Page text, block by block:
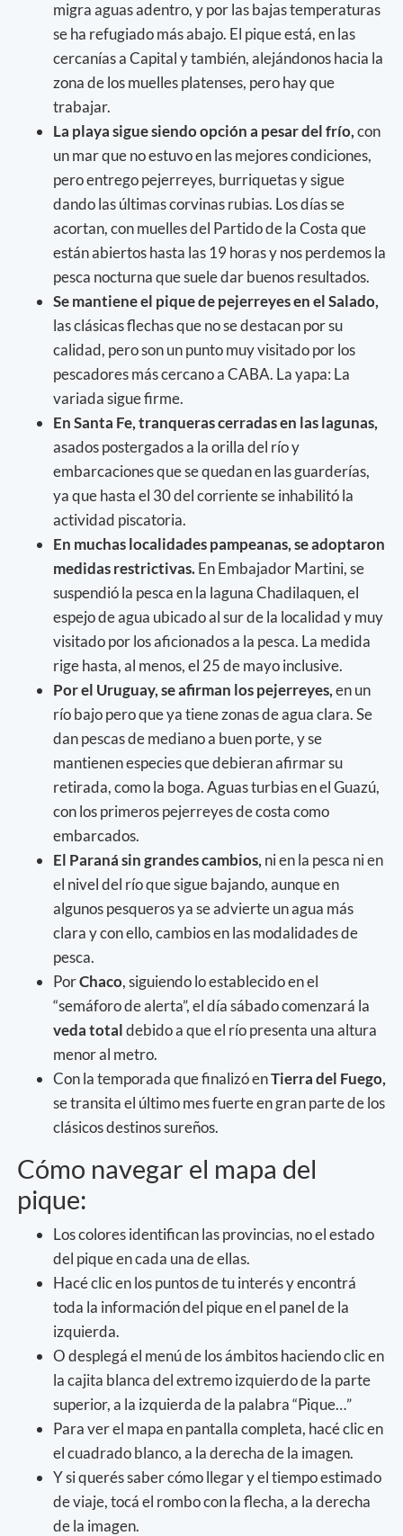
migra aguas adentro, y por las bajas temperaturas
se ha refugiado más abajo. El pique está, en las
cercanías a Capital y también, alejándonos hacia la
zona de los muelles platenses, pero hay que
trabajar.
La playa sigue siendo opción a pesar del frío,con
un mar que no estuvo en las mejores condiciones,
pero entrego pejerreyes, burriquetas y sigue
dando las últimas corvinas rubias. Los días se
acortan, con muelles del Partido de la Costa que
están abiertos hasta las 19 horas y nos perdemos la
pesca nocturna que suele dar buenos resultados.
Se mantiene el pique de pejerreyes en el Salado,
las clásicas flechas que no se destacan por su
calidad, pero son un punto muy visitado por los
pescadores más cercano a CABA. La yapa: La
variada sigue firme.
En Santa Fe, tranqueras cerradas en las lagunas,
asados postergados a la orilla del río y
embarcaciones que se quedan en las guarderías,
ya que hasta el 30 del corriente se inhabilitó la
actividad piscatoria.
En muchas localidades pampeanas, se adoptaron
medidas restrictivas.En Embajador Martini, se
suspendió la pesca en la laguna Chadilaquen, el
espejo de agua ubicado al sur de la localidad y muy
visitado por los aficionados a la pesca. La medida
rige hasta, al menos, el 25 de mayo inclusive.
Por el Uruguay, se afirman los pejerreyes,en un
río bajo pero que ya tiene zonas de agua clara. Se
dan pescas de mediano a buen porte, y se
mantienen especies que debieran afirmar su
retirada, como la boga. Aguas turbias en el Guazú,
con los primeros pejerreyes de costa como
embarcados.
El Paraná sin grandes cambios, ni en la pesca ni en
el nivel del río que sigue bajando, aunque en
algunos pesqueros ya se advierte un agua más
clara y con ello, cambios en las modalidades de
pesca.
PorChaco, siguiendo lo establecido en el
“semáforo de alerta”, el día sábado comenzará la
veda totaldebido a que el río presenta una altura
menor al metro.
Con la temporada que finalizó enTierra del Fuego,
se transita el último mes fuerte en gran parte de los
clásicos destinos sureños.
Cómo navegar el mapa del
pique:
Los colores identifican las provincias, no el estado
del pique en cada una de ellas.
Hacé clic en los puntos de tu interés y encontrá
toda la información del pique en el panel de la
izquierda.
O desplegá el menú de los ámbitos haciendo clic en
la cajita blanca del extremo izquierdo de la parte
superior, a la izquierda de la palabra “Pique…”
Para ver el mapa en pantalla completa, hacé clic en
el cuadrado blanco, a la derecha de la imagen.
Y si querés saber cómo llegar y el tiempo estimado
de viaje, tocá el rombo con la flecha, a la derecha
de la imagen.